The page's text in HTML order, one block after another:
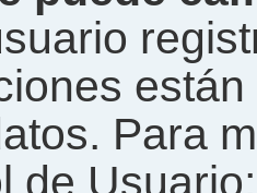
Para
de